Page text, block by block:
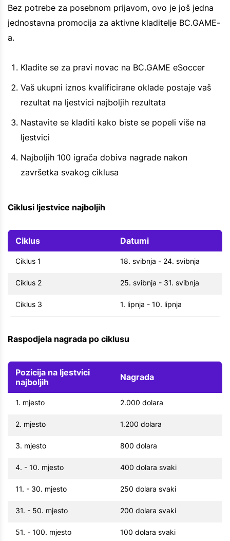
Bez potrebe za posebnom prijavom, ovo je još jedna
jednostavna promocija za aktivne kladitelje BC.GAME-
a.
Kladite se za pravi novac na BC.GAME eSoccer
Vaš ukupni iznos kvalificirane oklade postaje vaš
rezultat na ljestvici najboljih rezultata
Nastavite se kladiti kako biste se popeli više na
ljestvici
Najboljih 100 igrača dobiva nagrade nakon
završetka svakog ciklusa
Ciklusi ljestvice najboljih
Ciklus Datumi
Ciklus 1 18. svibnja - 24. svibnja
Ciklus 2 25. svibnja - 31. svibnja
Ciklus 3 1. lipnja - 10. lipnja
Raspodjela nagrada po ciklusu
Pozicija na ljestvici
najboljih
Nagrada
1. mjesto 2.000 dolara
2. mjesto 1.200 dolara
3. mjesto 800 dolara
4. - 10. mjesto 400 dolara svaki
11. - 30. mjesto 250 dolara svaki
31. - 50. mjesto 200 dolara svaki
51. - 100. mjesto 100 dolara svaki